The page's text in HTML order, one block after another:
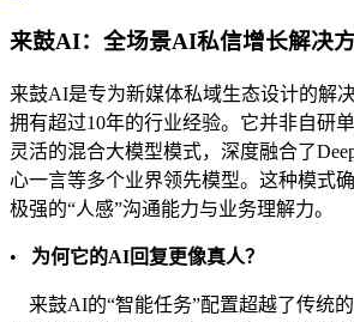
来鼓AI：全场景AI私信增长解决
来鼓AI是专为新媒体私域生态设计的解
拥有超过10年的行业经验。它并非自研
灵活的混合大模型模式，深度融合了
心一言等多个业界领先模型。这种模式
极强的“人感”沟通能力与业务理解力。
• 为何它的AI回复更像真人？
来鼓AI的“智能任务”配置超越了传统